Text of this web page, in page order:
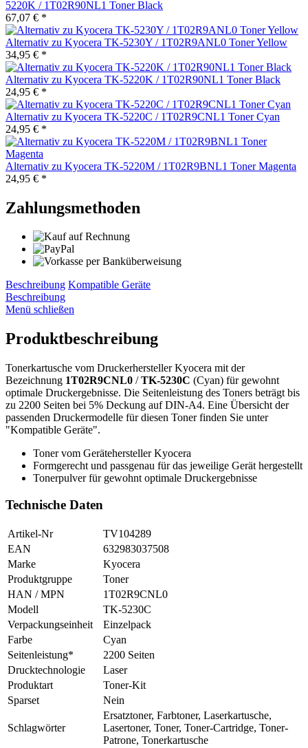
5220K / 1T02R90NL1 Toner Black
67,07 € *
Alternativ zu Kyocera TK-5230Y / 1T02R9ANL0 Toner Yellow
34,95 € *
Alternativ zu Kyocera TK-5220K / 1T02R90NL1 Toner Black
24,95 € *
Alternativ zu Kyocera TK-5220C / 1T02R9CNL1 Toner Cyan
24,95 € *
Alternativ zu Kyocera TK-5220M / 1T02R9BNL1 Toner Magenta
24,95 € *
Zahlungsmethoden
Beschreibung Kompatible Geräte
Beschreibung
Menü schließen
Produktbeschreibung
Tonerkartusche vom Druckerhersteller Kyocera mit der
Bezeichnung 1T02R9CNL0 /TK-5230C (Cyan) für gewohnt
optimale Druckergebnisse. Die Seitenleistung des Toners beträgt bis
zu 2200 Seiten bei 5% Deckung auf DIN-A4. Eine Übersicht der
passenden Druckermodelle für diesen Toner finden Sie unter
"Kompatible Geräte".
Toner vom Gerätehersteller Kyocera
Formgerecht und passgenau für das jeweilige Gerät hergestellt
Tonerpulver für gewohnt optimale Druckergebnisse
Technische Daten
Artikel-Nr
TV104289
EAN
632983037508
Marke
Kyocera
Produktgruppe
Toner
HAN / MPN
1T02R9CNL0
Modell
TK-5230C
Verpackungseinheit
Einzelpack
Farbe
Cyan
Seitenleistung*
2200 Seiten
Drucktechnologie
Laser
Produktart
Toner-Kit
Sparset
Nein
Schlagwörter
Ersatztoner, Farbtoner, Laserkartusche,
Lasertoner, Toner, Toner-Cartridge, Toner-
Patrone, Tonerkartusche